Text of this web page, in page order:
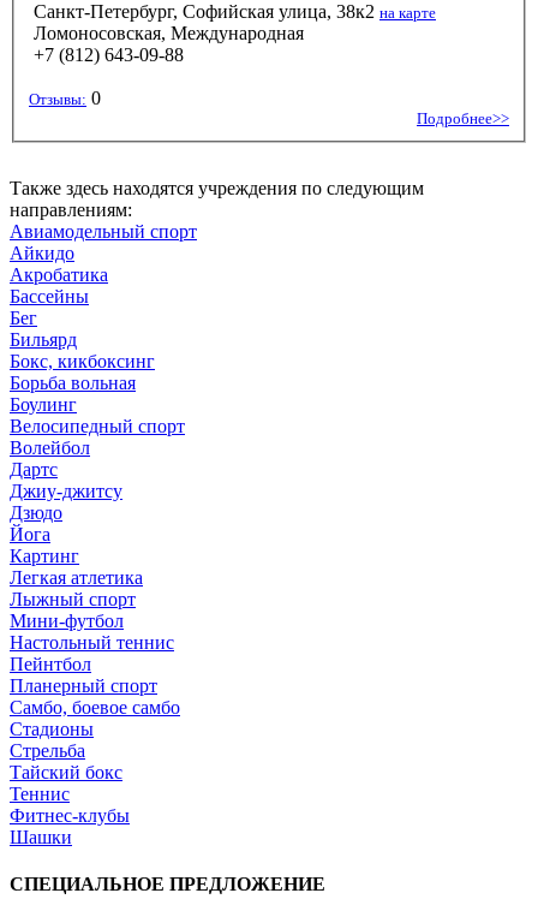
Санкт-Петербург, Софийская улица, 38к2 на карте
Ломоносовская, Международная
+7 (812) 643-09-88
Отзывы: 0
Подробнее>>
Также здесь находятся учреждения по следующим
направлениям:
Авиамодельный спорт
Айкидо
Акробатика
Бассейны
Бег
Бильярд
Бокс, кикбоксинг
Борьба вольная
Боулинг
Велосипедный спорт
Волейбол
Дартс
Джиу-джитсу
Дзюдо
Йога
Картинг
Легкая атлетика
Лыжный спорт
Мини-футбол
Настольный теннис
Пейнтбол
Планерный спорт
Самбо, боевое самбо
Стадионы
Стрельба
Тайский бокс
Теннис
Фитнес-клубы
Шашки
СПЕЦИАЛЬНОЕ ПРЕДЛОЖЕНИЕ